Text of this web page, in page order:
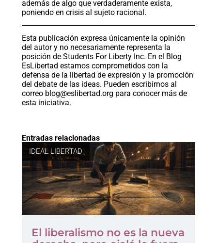
además de algo que verdaderamente exista,
poniendo en crisis al sujeto racional.
Esta publicación expresa únicamente la opinión
del autor y no necesariamente representa la
posición de Students For Liberty Inc. En el Blog
EsLibertad estamos comprometidos con la
defensa de la libertad de expresión y la promoción
del debate de las ideas. Pueden escribirnos al
correo blog@eslibertad.org para conocer más de
esta iniciativa.
Entradas relacionadas
IDEAL LIBERTAD
El liberalismo no es la nueva